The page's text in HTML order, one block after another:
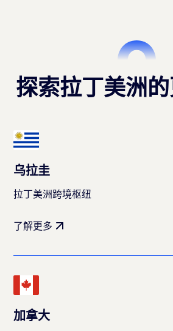
探索拉丁美洲
乌拉圭
拉丁美洲跨境枢纽
了解更多
加拿大